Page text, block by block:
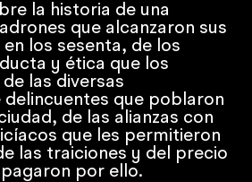
la historia de una
que alcanzaron sus
los sesenta, de los
y ética que los
las diversas
delincuentes que poblaron
de las alianzas con
que les permitieron
las traiciones y del precio
por ello.